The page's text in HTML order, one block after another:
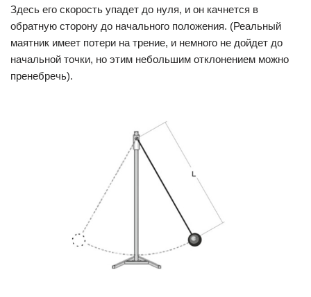
Здесь его скорость упадет до нуля, и он качнется в
обратную сторону до начального положения. (Реальный
маятник имеет потери на трение, и немного не дойдет до
начальной точки, но этим небольшим отклонением можно
пренебречь).